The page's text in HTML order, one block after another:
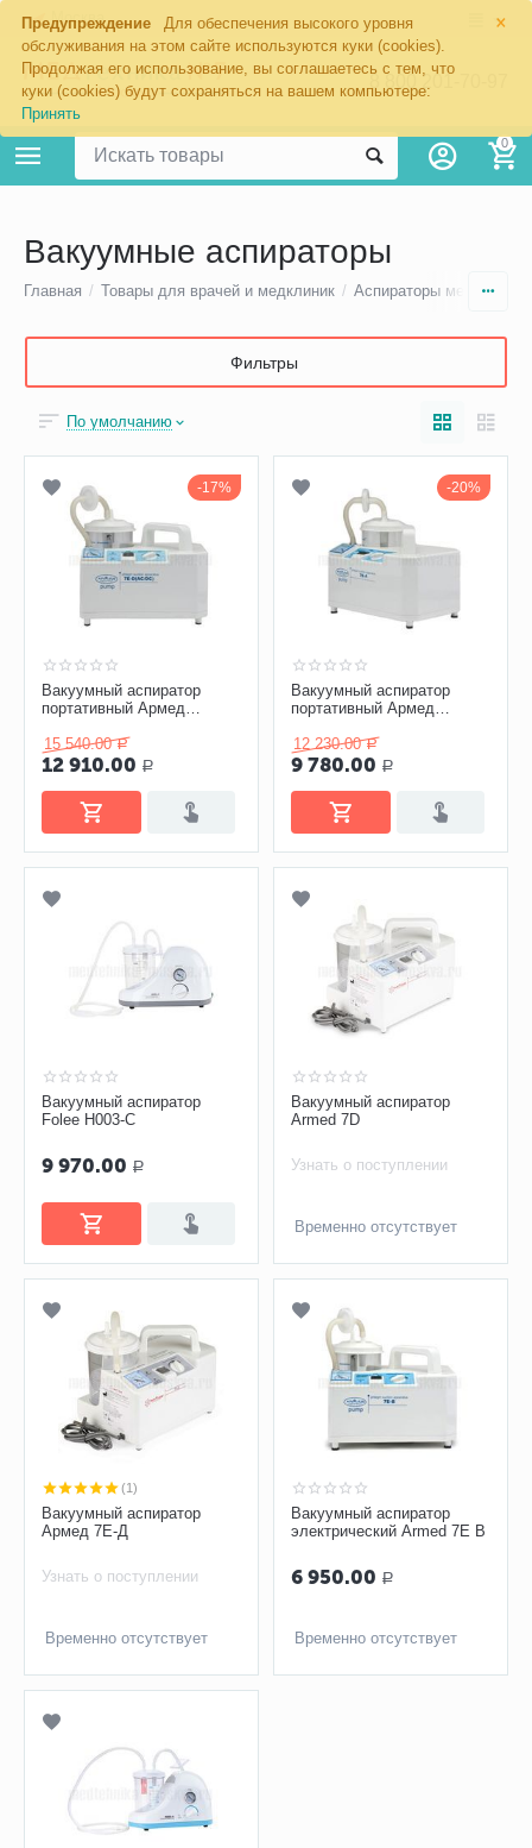
×
Предупреждение
Для обеспечения высокого уровня
обслуживания на этом сайте используются куки (cookies).
Продолжая его использование, вы соглашаетесь с тем, что
куки (cookies) будут сохраняться на вашем компьютере:
Принять
Москва
8 800 201-70-97
0
Вакуумные аспираторы
Главная / Товары для врачей и медклиник / Аспираторы
Фильтры
По умолчанию
17%
Вакуумный аспиратор
портативный Армед
электрический
15 540.00 Р
12 910.00 Р
20%
Вакуумный аспиратор
портативный Армед
электрический
12 230.00 Р
9 780.00 Р
Вакуумный аспиратор
Folee H003-C
9 970.00 Р
Вакуумный аспиратор
Armed 7D
Узнать о поступлении
Временно отсутствует
(1)
Вакуумный аспиратор
Армед 7Е-Д
Узнать о поступлении
Временно отсутствует
Вакуумный аспиратор
электрический Armed 7E B
6 950.00 Р
Временно отсутствует